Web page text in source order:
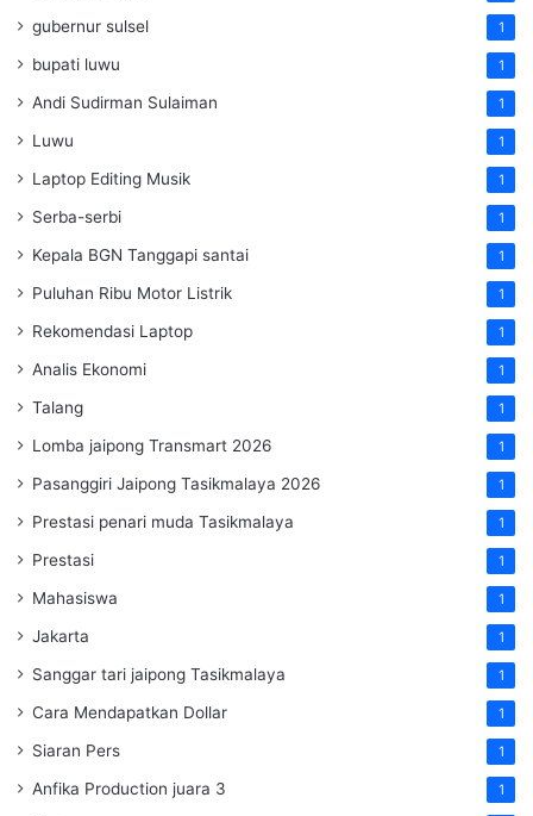
gubernur sulsel 1
bupati luwu 1
Andi Sudirman Sulaiman 1
Luwu 1
Laptop Editing Musik 1
Serba-serbi 1
Kepala BGN Tanggapi santai 1
Puluhan Ribu Motor Listrik 1
Rekomendasi Laptop 1
Analis Ekonomi 1
Talang 1
Lomba jaipong Transmart 2026 1
Pasanggiri Jaipong Tasikmalaya 2026 1
Prestasi penari muda Tasikmalaya 1
Prestasi 1
Mahasiswa 1
Jakarta 1
Sanggar tari jaipong Tasikmalaya 1
Cara Mendapatkan Dollar 1
Siaran Pers 1
Anfika Production juara 3 1